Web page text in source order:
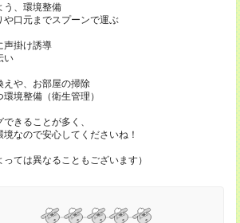
う、環境整備
口元までスプーンで運ぶ
声掛け誘導
い
えや、お部屋の掃除
境整備（衛生管理）
きることが多く、
なので安心してくださいね！
っては異なることもございます）